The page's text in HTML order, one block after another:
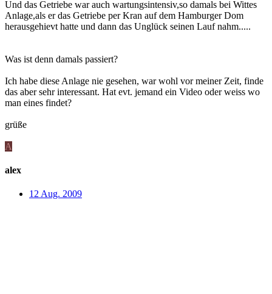
Und das Getriebe war auch wartungsintensiv,so damals bei Wittes
Anlage,als er das Getriebe per Kran auf dem Hamburger Dom
herausgehievt hatte und dann das Unglück seinen Lauf nahm.....
Was ist denn damals passiert?
Ich habe diese Anlage nie gesehen, war wohl vor meiner Zeit, finde
das aber sehr interessant. Hat evt. jemand ein Video oder weiss wo
man eines findet?
grüße
A
alex
12 Aug. 2009